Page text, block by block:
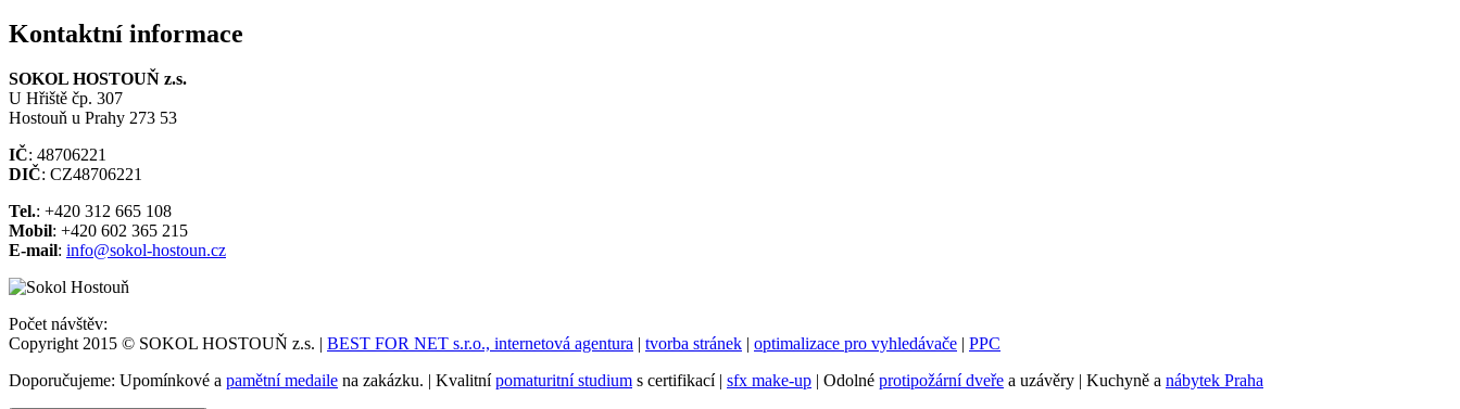
Kontaktní informace
SOKOL HOSTOUŇ z.s.
U Hřiště čp. 307
Hostouň u Prahy 273 53
IČ: 48706221
DIČ: CZ48706221
Tel.: +420 312 665 108
Mobil: +420 602 365 215
E-mail: info@sokol-hostoun.cz
Počet návštěv:
Copyright 2015 © SOKOL HOSTOUŇ z.s. | BEST FOR NET s.r.o., internetová agentura tvorba stránek optimalizace pro vyhledávače
PPC
Doporučujeme: Upomínkové a pamětní medaile na zakázku. | Kvalitní pomaturitní studium s certifikací | sfx make-up | Odolné protipožární dveře a uzávěry | Kuchyně a nábytek Praha